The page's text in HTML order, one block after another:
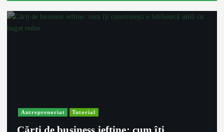
Antreprenoriat Tutorial